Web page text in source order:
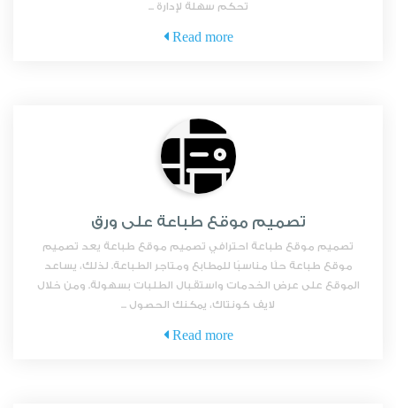
تحكم سهلة لإدارة ...
Read more
تصميم موقع طباعة على ورق
تصميم موقع طباعة احترافي تصميم موقع طباعة يعد تصميم
موقع طباعة حلًا مناسبًا للمطابع ومتاجر الطباعة. لذلك، يساعد
الموقع على عرض الخدمات واستقبال الطلبات بسهولة. ومن خلال
لايف كونتاك، يمكنك الحصول ...
Read more